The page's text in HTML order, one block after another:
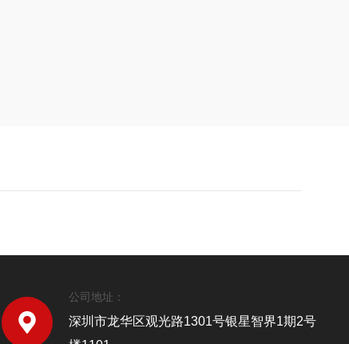
公司地址：
深圳市龙华区观光路1301号银星智界1期2号